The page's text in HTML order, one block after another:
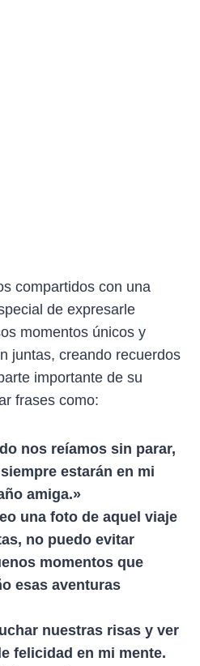
compartidos con una
de expresarle
momentos únicos y
juntas, creando recuerdos
importante de su
frases como:
nos reíamos sin parar,
estarán en mi
amiga.»
una foto de aquel viaje
no puedo evitar
momentos que
esas aventuras
nuestras risas y ver
felicidad en mi mente.